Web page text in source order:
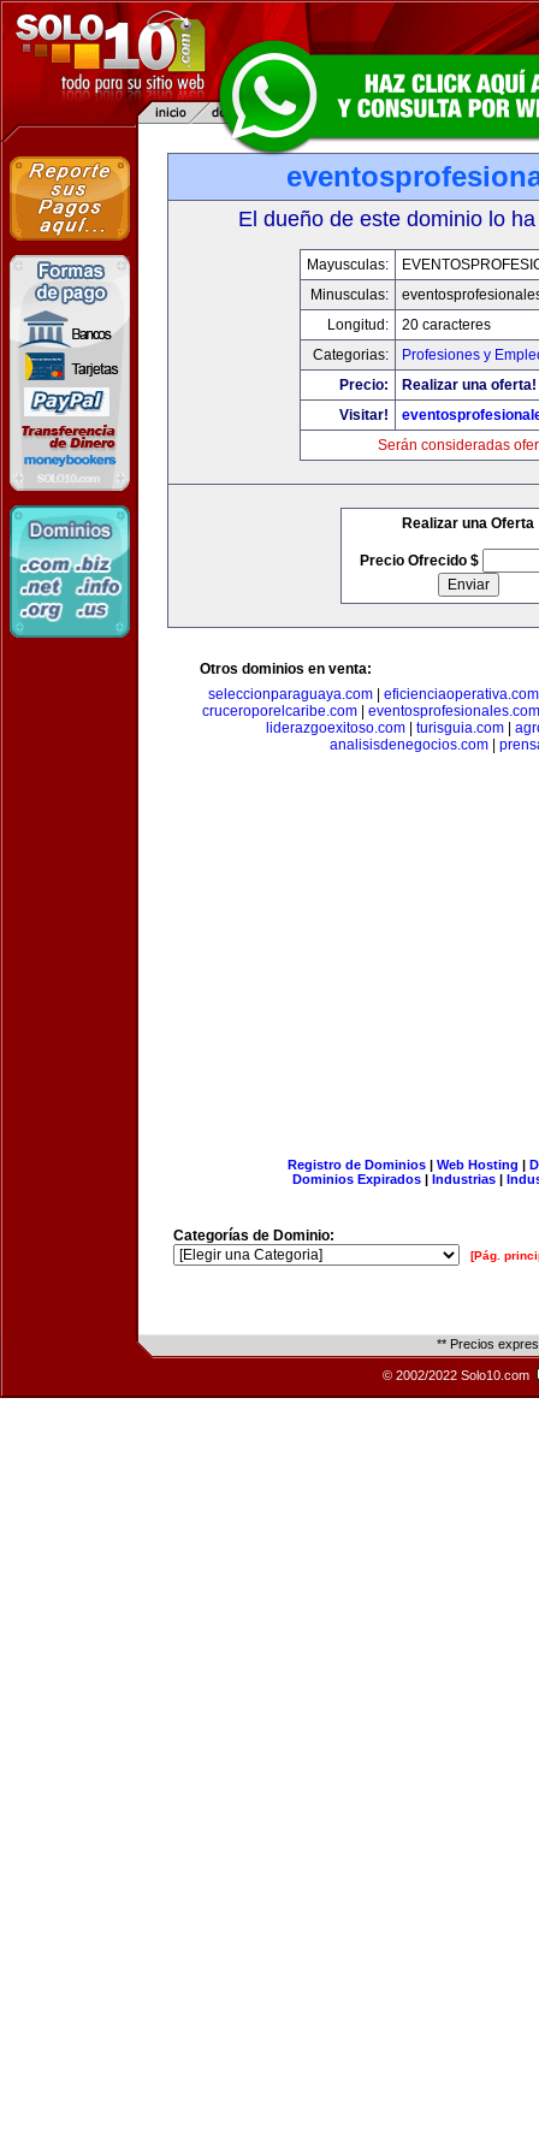
El dueño de este dominio lo
Mayusculas:
Minusculas:
Longitud:
20 caracteres
Categorias:
Profesiones y
Precio:
Realizar una oferta!
Visitar!
Serán consideradas
Realizar una Oferta
Precio Ofrecido $
Otros dominios en venta:
seleccionparaguaya.com
eficienciaoperativa.com
cruceroporelcaribe.com| eventosprofesionales.com
liderazgoexitoso.com| turisguia.com|
analisisdenegocios.com|
Registro de Dominios| Web Hosting |
Dominios Expirados | Industrias |
Categorías de Dominio:
[Pág.
** Precios
© 2002/2022 Solo10.com